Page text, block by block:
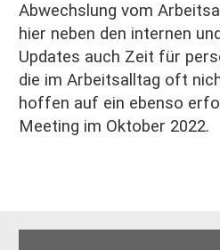
Abwechslung vom
hier neben den internen
Updates auch Zeit für
die im Arbeitsalltag oft
hoffen auf ein ebenso
Meeting im Oktober 2022.